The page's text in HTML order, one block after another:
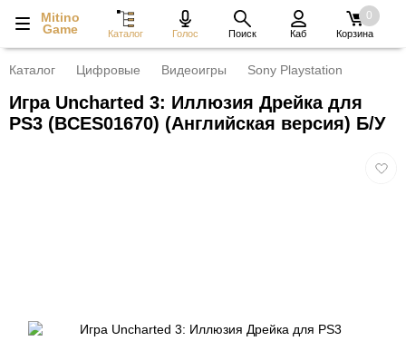
Mitino
Game
Каталог Голос Поиск Каб
0
Корзина
Каталог Цифровые Видеоигры Sony Playstation
Игра Uncharted 3: Иллюзия Дрейка для
PS3 (BCES01670) (Английская версия) Б/У